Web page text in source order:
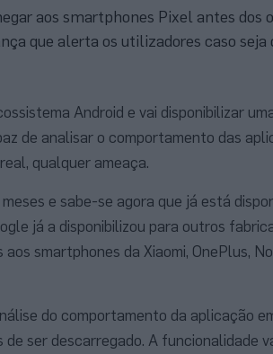
aos smartphones Pixel antes dos
que alerta os utilizadores caso seja
Android e vai disponibilizar
de analisar o comportamento das
qualquer ameaça.
e sabe-se agora que já está
já a disponibilizou para outros
smartphones da Xiaomi, OnePlus,
do comportamento da aplicação
ser descarregado. A funcionalidade